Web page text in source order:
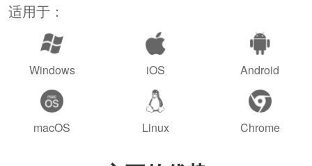
适用于：
Windows iOS Android
macOS Linux Chrome